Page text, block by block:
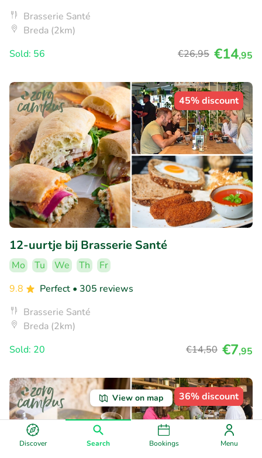
Discover Search Bookings Menu
View on map
Brasserie Santé
Breda (2km)
Sold: 56
€26,95 €14,95
45% discount
12-uurtje bij Brasserie Santé
Mo Tu We Th
Fr
9.8
Perfect • 305 reviews
Brasserie Santé
Breda (2km)
Sold: 20
€14,50 €7,95
36% discount